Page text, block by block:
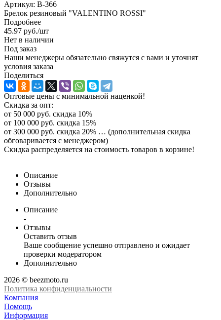
Артикул: B-366
Брелок резиновый "VALENTINO ROSSI"
Подробнее
45.97 руб./шт
Нет в наличии
Под заказ
Наши менеджеры обязательно свяжутся с вами и уточнят
условия заказа
Поделиться
Оптовые цены с минимальной наценкой!
Скидка за опт:
от 50 000 руб. скидка 10%
от 100 000 руб. скидка 15%
от 300 000 руб. скидка 20% … (дополнительная скидка
обговаривается с менеджером)
Скидка распределяется на стоимость товаров в корзине!
Описание
Отзывы
Дополнительно
Описание
-
Отзывы
Оставить отзыв
Ваше сообщение успешно отправлено и ожидает
проверки модератором
Дополнительно
2026 © beezmoto.ru
Политика конфиденциальности
Компания
Помощь
Информация